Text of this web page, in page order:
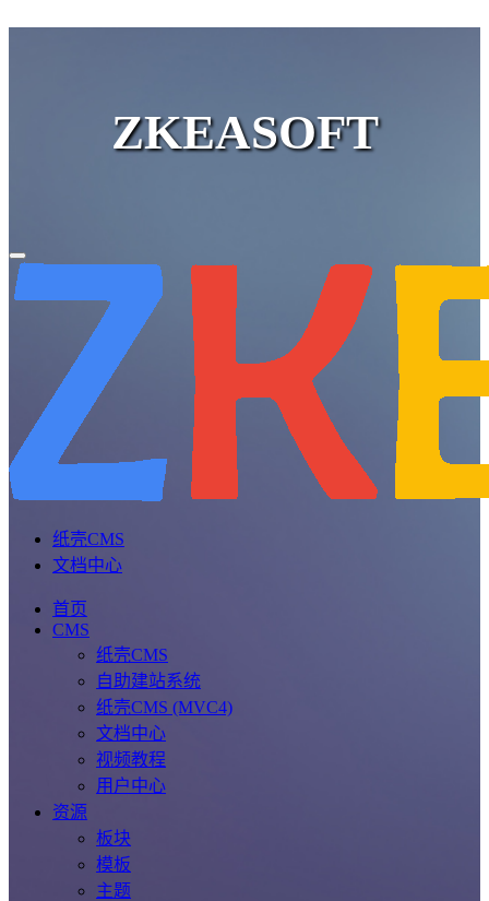
ZKEASOFT
纸壳CMS
文档中心
首页
CMS
纸壳CMS
自助建站系统
纸壳CMS (MVC4)
文档中心
视频教程
用户中心
资源
板块
模板
主题